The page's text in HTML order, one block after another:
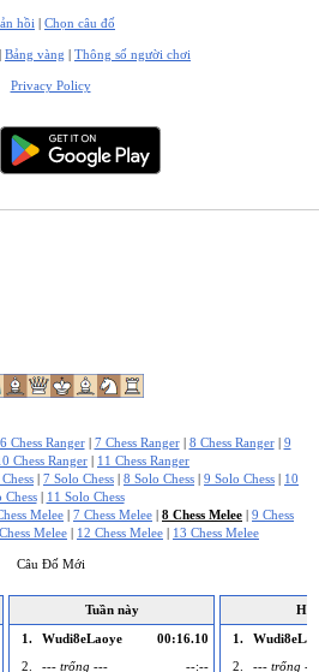
hồi | Chọn câu đố
| Bảng vàng | Thông số người chơi
Privacy Policy
6 Chess Ranger| 7 Chess Ranger| 8 Chess Ranger| 9
Chess Ranger | 11 Chess Ranger
| 7 Solo Chess | 8 Solo Chess | 9 Solo Chess | 10
Chess| 11 Solo Chess
Melee | 7 Chess Melee | 8 Chess Melee | 9 Chess
Melee | 12 Chess Melee | 13 Chess Melee
Câu Đố Mới
Tuần này
1.
Wudi8eLaoye
00:16.10
2.
--- trống ---
--:--
1.
2.
--- trống ---